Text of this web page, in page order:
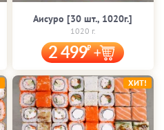
Аисуро [30 шт., 1020г.]
1020 г.
2 499
ХИТ!